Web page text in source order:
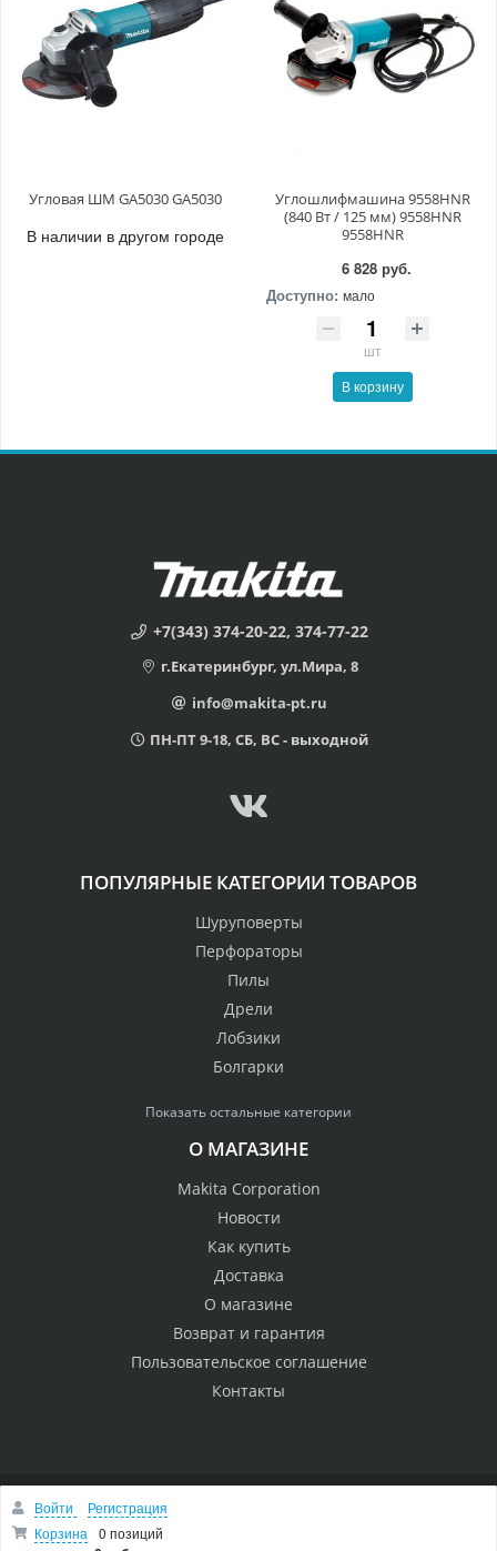
Угловая ШМ GA5030 GA5030
В наличии в другом городе
Углошлифмашина 9558HNR
(840 Вт / 125 мм) 9558HNR
9558HNR
6 828 руб.
Доступно: мало
шт
В корзину
+7(343) 374-20-22, 374-77-22
г.Екатеринбург, ул.Мира, 8
info@makita-pt.ru
ПН-ПТ 9-18, СБ, ВС - выходной
ПОПУЛЯРНЫЕ КАТЕГОРИИ ТОВАРОВ
Шуруповерты
Перфораторы
Пилы
Дрели
Лобзики
Болгарки
Показать остальные категории
О МАГАЗИНЕ
Makita Corporation
Новости
Как купить
Доставка
О магазине
Возврат и гарантия
Пользовательское соглашение
Контакты
© 2005 Сервисный центр Макита
Войти
Регистрация
Корзина
0 позиций